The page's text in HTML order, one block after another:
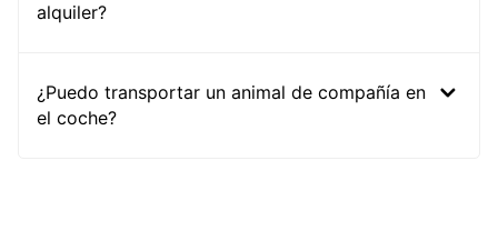
alquiler?
¿Puedo transportar un animal de compañía en
el coche?